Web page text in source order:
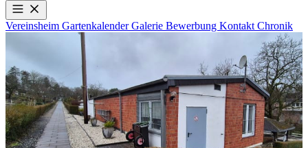
Vereinsheim GartenkalenderGalerie Bewerbung Kontakt Chronik